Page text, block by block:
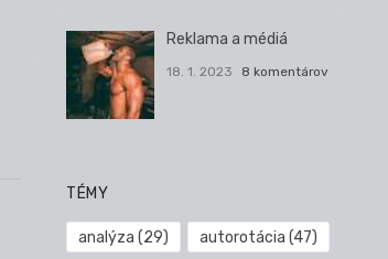
Reklama a médiá
18. 1. 2023 8 komentárov
TÉMY
analýza (29) autorotácia (47)